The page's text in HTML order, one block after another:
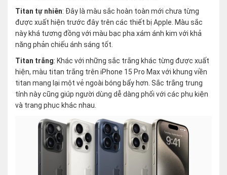
Titan tự nhiên: Đây là màu sắc hoàn toàn mới chưa từng
được xuất hiện trước đây trên các thiết bị Apple. Màu sắc
này khá tương đồng với màu bạc pha xám ánh kim với khả
năng phản chiếu ánh sáng tốt.
Titan trắng: Khác với những sắc trắng khác từng được xuất
hiện, màu titan trắng trên iPhone 15 Pro Max với khung viền
titan mang lại một vẻ ngoài bóng bẩy hơn. Sắc trắng trung
tính này cũng giúp người dùng dễ dàng phối với các phụ kiện
và trang phục khác nhau.